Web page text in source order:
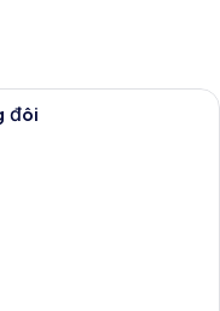
phong cách cổ điển, 2
đôi